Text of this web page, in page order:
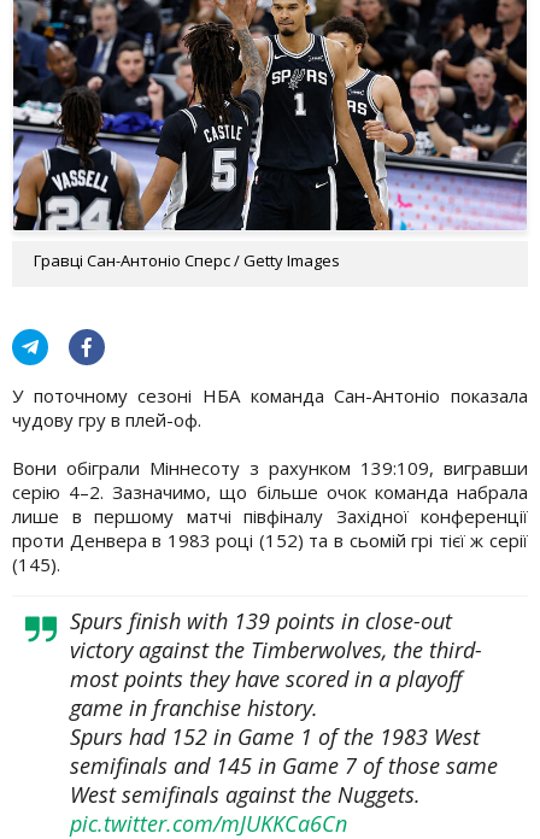
Гравці Сан-Антоніо Сперс / Getty Images
У поточному сезоні НБА команда Сан-Антоніо показала
чудову гру в плей-оф.
Вони обіграли Міннесоту з рахунком 139:109, вигравши
серію 4–2. Зазначимо, що більше очок команда набрала
лише в першому матчі півфіналу Західної конференції
проти Денвера в 1983 році (152) та в сьомій грі тієї ж серії
(145).
Spurs finish with 139 points in close-out
victory against the Timberwolves, the third-
most points they have scored in a playoff
game in franchise history.
Spurs had 152 in Game 1 of the 1983 West
semifinals and 145 in Game 7 of those same
West semifinals against the Nuggets.
pic.twitter.com/mJUKKCa6Cn